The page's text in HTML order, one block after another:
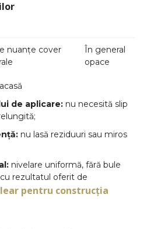
nuanțe cover
În general
opace
de aplicare: nu necesită slip
nu lasă reziduuri sau miros
nivelare uniformă, fără bule
rezultatul oferit de
pentru construcția